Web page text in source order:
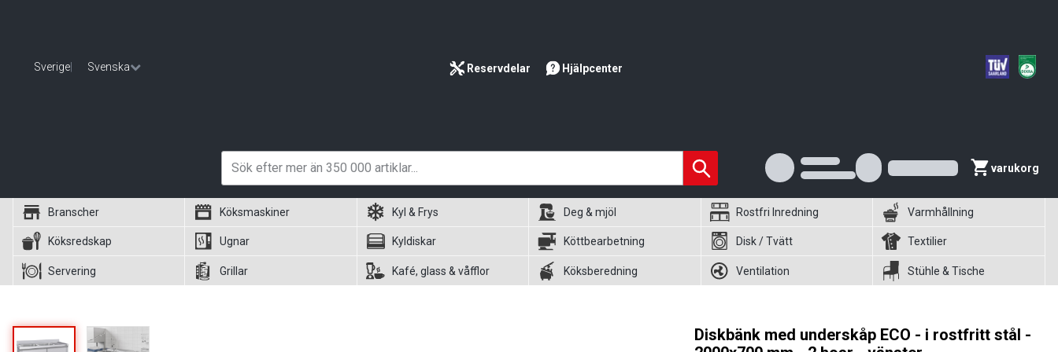
Sverige Svenska Reservdelar Hjälpcenter
varukorg
Branscher Köksmaskiner Kyl & Frys Deg & mjöl Rostfri Inredning Varmhållning
Köksredskap Ugnar Kyldiskar Köttbearbetning Disk / Tvätt Textilier
Servering Grillar Kafé, glass & våfflor Köksberedning Ventilation Stühle & Tische
Diskbänk med underskåp ECO - i rostfritt stål -